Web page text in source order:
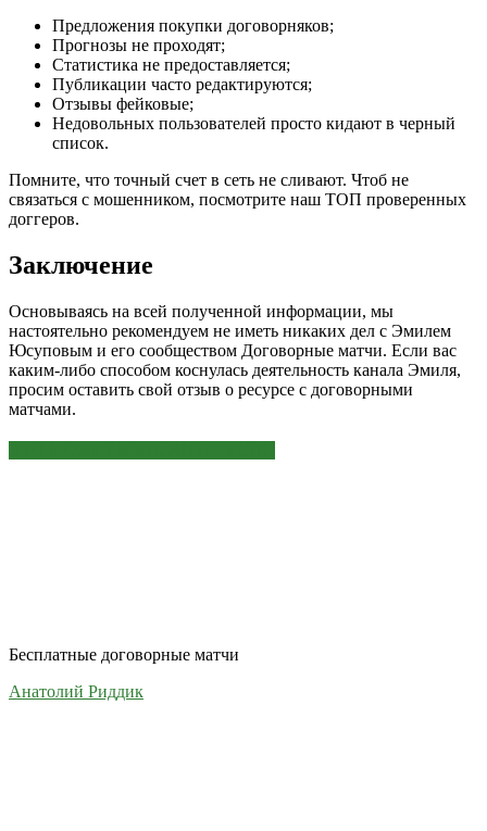
Предложения покупки договорняков;
Прогнозы не проходят;
Статистика не предоставляется;
Публикации часто редактируются;
Отзывы фейковые;
Недовольных пользователей просто кидают в черный
список.
Помните, что точный счет в сеть не сливают. Чтоб не
связаться с мошенником, посмотрите наш ТОП проверенных
доггеров.
Заключение
Основываясь на всей полученной информации, мы
настоятельно рекомендуем не иметь никаких дел с Эмилем
Юсуповым и его сообществом Договорные матчи. Если вас
каким-либо способом коснулась деятельность канала Эмиля,
просим оставить свой отзыв о ресурсе с договорными
матчами.
Бесплатные договорные матчи
Анатолий Риддик